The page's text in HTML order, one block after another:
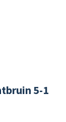
5-1